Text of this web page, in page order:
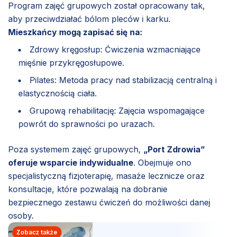
Program zajęć grupowych został opracowany tak,
aby przeciwdziałać bólom pleców i karku.
Mieszkańcy mogą zapisać się na:
Zdrowy kręgosłup: Ćwiczenia wzmacniające
mięśnie przykręgosłupowe.
Pilates: Metoda pracy nad stabilizacją centralną i
elastycznością ciała.
Grupową rehabilitację: Zajęcia wspomagające
powrót do sprawności po urazach.
Poza systemem zajęć grupowych, „Port Zdrowia”
oferuje wsparcie indywidualne. Obejmuje ono
specjalistyczną fizjoterapię, masaże lecznicze oraz
konsultacje, które pozwalają na dobranie
bezpiecznego zestawu ćwiczeń do możliwości danej
osoby.
Zobacz także